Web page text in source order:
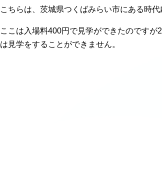
こちらは、茨城県つくばみらい市にある時代
ここは入場料400円で見学ができたのです
は見学をすることができません。